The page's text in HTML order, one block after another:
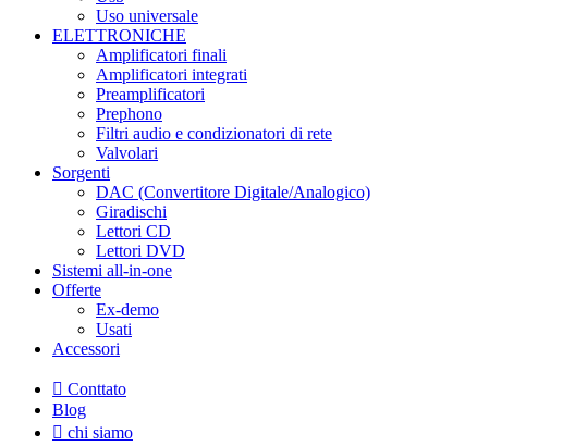
Uso universale
ELETTRONICHE
Amplificatori finali
Amplificatori integrati
Preamplificatori
Prephono
Filtri audio e condizionatori di rete
Valvolari
Sorgenti
DAC (Convertitore Digitale/Analogico)
Giradischi
Lettori CD
Lettori DVD
Sistemi all-in-one
Offerte
Ex-demo
Usati
Accessori
Conttato
Blog
chi siamo